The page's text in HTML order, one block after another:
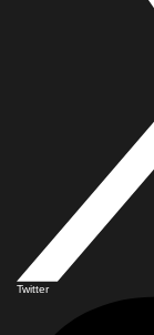
Twitter